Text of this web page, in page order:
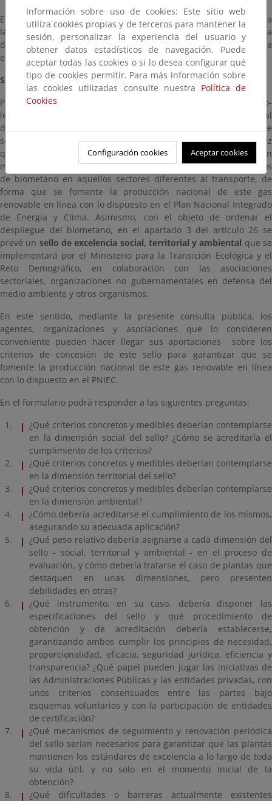
El impulso de los gases renovables es, de forma complementaria a
la electrificación, una herramienta para acelerar la
descarbonización y la reducción de la dependencia energética
exterior.
Sello de excelencia
Por todo ello, en el contexto de las actuaciones del Real Decreto-
ley 7/2026, de 20 de marzo, por el que se aprueba el Plan Integral
de Respuesta a la Crisis en Oriente Medio, con el objetivo de
seguir avanzando en la descarbonización de la economía, a la vez
que se fomenta la autonomía estratégica, se establece un
mandato al Gobierno para que establezca objetivos obligatorios
de biometano en aquellos sectores diferentes al transporte, de
forma que se fomente la producción nacional de este gas
renovable en línea con lo dispuesto en el Plan Nacional Integrado
de Energía y Clima. Asimismo, con el objeto de ordenar el
despliegue del biometano, en el apartado 3 del artículo 26 se
prevé un sello de excelencia social, territorial y ambiental que se
implementará por el Ministerio para la Transición Ecológica y el
Reto Demográfico, en colaboración con las asociaciones
sectoriales, organizaciones no gubernamentales en defensa del
medio ambiente y otros organismos.
En este sentido, mediante la presente consulta pública, los
agentes, organizaciones y asociaciones que lo consideren
conveniente pueden hacer llegar sus aportaciones sobre los
criterios de concesión de este sello para garantizar que se
fomente la producción nacional de este gas renovable en línea
con lo dispuesto en el PNIEC.
En el formulario podrá responder a las siguientes preguntas:
¿Qué criterios concretos y medibles deberían contemplarse
en la dimensión social del sello? ¿Cómo se acreditaría el
cumplimiento de los criterios?
¿Qué criterios concretos y medibles deberían contemplarse
en la dimensión territorial del sello?
¿Qué criterios concretos y medibles deberían contemplarse
en la dimensión ambiental?
¿Cómo debería acreditarse el cumplimiento de los mismos,
asegurando su adecuada aplicación?
¿Qué peso relativo debería asignarse a cada dimensión del
sello - social, territorial y ambiental - en el proceso de
evaluación, y cómo debería tratarse el caso de plantas que
destaquen en unas dimensiones, pero presenten
debilidades en otras?
¿Qué instrumento, en su caso, debería disponer las
especificaciones del sello y qué procedimiento de
obtención y de acreditación debería establecerse,
garantizando ambos cumplir los principios de necesidad,
proporcionalidad, eficacia, seguridad jurídica, eficiencia y
transparencia? ¿Qué papel pueden jugar las iniciativas de
las Administraciones Públicas y las entidades privadas, con
unos criterios consensuados entre las partes bajo
esquemas voluntarios y con la participación de entidades
de certificación?
¿Qué mecanismos de seguimiento y renovación periódica
del sello serían necesarios para garantizar que las plantas
mantienen los estándares de excelencia a lo largo de toda
su vida útil, y no solo en el momento inicial de la
obtención?
¿Qué dificultades o barreras actualmente existentes
Información sobre uso de cookies: Este sitio web
utiliza cookies propias y de terceros para mantener la
sesión, personalizar la experiencia del usuario y
obtener datos estadísticos de navegación. Puede
aceptar todas las cookies o si lo desea configurar qué
tipo de cookies permitir. Para más información sobre
las cookies utilizadas consulte nuestra Política de
Cookies
Configuración cookies Aceptar cookies